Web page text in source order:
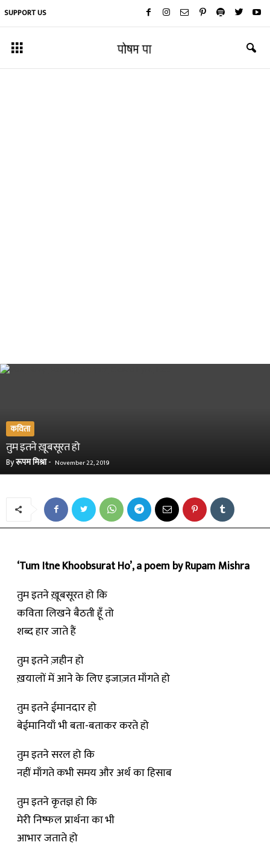
SUPPORT US
कविता
तुम इतने ख़ूबसूरत हो
Byरूपम मिश्रा- November 22, 2019
‘Tum Itne Khoobsurat Ho’, a poem by Rupam Mishra
तुम इतने ख़ूबसूरत हो कि
कविता लिखने बैठती हूँ तो
शब्द हार जाते हैं
तुम इतने ज़हीन हो
ख़यालों में आने के लिए इजाज़त माँगते हो
तुम इतने ईमानदार हो
बेईमानियाँ भी बता-बताकर करते हो
तुम इतने सरल हो कि
नहीं माँगते कभी समय और अर्थ का हिसाब
तुम इतने कृतज्ञ हो कि
मेरी निष्फल प्रार्थना का भी
आभार जताते हो